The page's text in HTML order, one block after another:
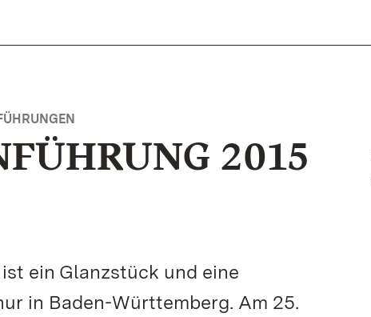
2015
ein Glanzstück und eine
in Baden-Württemberg. Am 25.